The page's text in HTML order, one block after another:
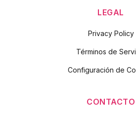
LEGAL
Privacy Policy
Términos de
Configuración de
CONTACTO